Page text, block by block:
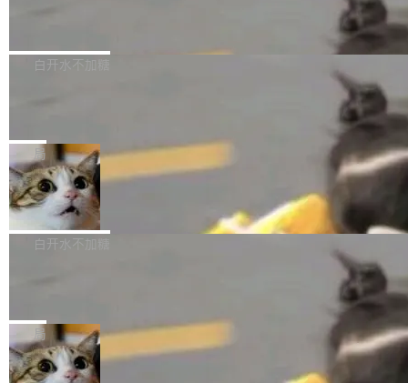
w 不要求标准普通话，方言识别覆盖粤语、吴语
容提供的字体时出现的几个问题 为避免音频加
质的最低采样率）的音频格式将被拒绝 修复了 C
SS 圆角虚线样式中可能存在的问题 如果表单中
的图像元素不在同一个子树中，则它们将不再关
联 加...
发布的 Release Notes，他利用 AI 工具（如 Co
最强的若干项。对于尚未正式发版的 PG 19，则
通过拉取过去一年内（从 PG 18 Beta1 时间点
至今）的所有 commit，同样交由 AI 分析提炼。
经过人工复核，准确度令人满意。这一方法也为
社区爱好者提供了高效跟踪新版本的思路。
白开水不加糖
维护工作一直与我的日常工作、家务、社交生活
和休闲娱乐竞争时间。" 这是 libexpat 维护者 S
ebastian Pipping 写在博客里的话。8 月 4 日，
他宣布了一个新消息：从 2026 年 8 月 1 日起，
他可以全职维护 libexpat 了，最长 6 个月。发
库之一。你的操作系统、浏览器、无数的基础设
施软件，很可能都在用它。而过去十年，维护它
的人一直在用业余...
局
Firefox 153.0.3 发布
Firefox 153.0.3 现已发布，具体更新内容如
下： New Smart Window 包含多项增强功能：
gi?id=2019042">Bug&nbsp;2019042</a>）</l
i> <li>现在，助手可以直接使用 Exa 的网络搜索
结果回答问题，而无需将问题转交给搜索引擎。
白开水不加糖
的 npm 包。项目的核心论点是：容器不适合 Ag
ent 计算。真正适合的，是 Isolate。 Cloudflare
工程师在这件事上没什么可谦虚的——他们用 W
局
OpenAI 公开邮件和聊天记录回应苹果